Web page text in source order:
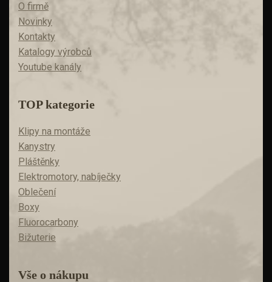
O firmě
Novinky
Kontakty
Katalogy výrobců
Youtube kanály
TOP kategorie
Klipy na montáže
Kanystry
Pláštěnky
Elektromotory, nabíječky
Oblečení
Boxy
Fluorocarbony
Bižuterie
Vše o nákupu